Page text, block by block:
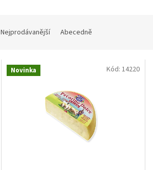
Nejprodávanější Abecedně
Novinka Kód: 14220